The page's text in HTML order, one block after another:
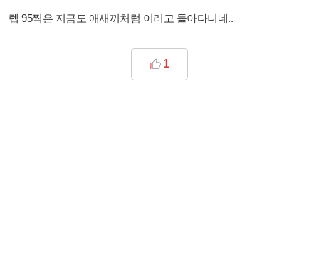
렙 95찍은 지금도 애새끼처럼 이러고 돌아다니네..
1